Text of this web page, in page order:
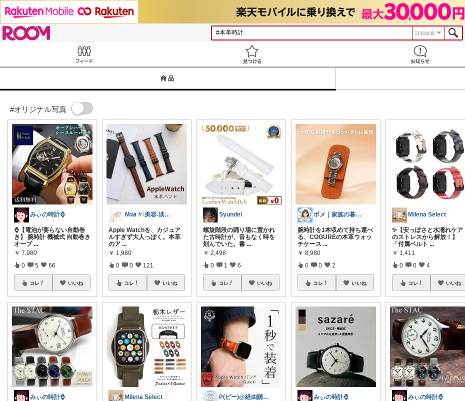
詳細検索
商品
#オリジナル写真
みぃの時計⌚
⌚【電池が要らない自動巻
き】 腕時計 機械式 自動巻き
オープ ...
￥ 7,980
0 5 66
コレ いいね
みぃの時計⌚
𝘕𝘰𝘢 𓍯美容˖淡色˖グレージュ
Apple Watchを、カジュア
ルすぎず大人っぽく。本革
のア ...
￥ 1,980
0 0 121
コレ いいね
Milena Select
Syundei
螺旋階段の踊り場に置かれ
た古時計が、音もなく時を
刻んでいた。書 ...
￥ 2,498
0 1 6
コレ いいね
P(ピー)@経由購入します！
ポメ｜家族の暮らしを少しラクに
腕時計を1本収めて持ち運べ
る、COGUREの本革ウォッ
チケース ...
￥ 8,980
0 0 2
コレ いいね
みぃの時計⌚
Milena Select
✨【安っぽさと水濡れケア
のストレスから解放！】
「付属ベルト ...
￥ 1,411
0 0 4
コレ いいね
みぃの時計⌚